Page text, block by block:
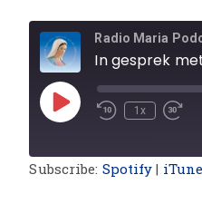
Radio Maria
1x
Subscribe: Spotify |